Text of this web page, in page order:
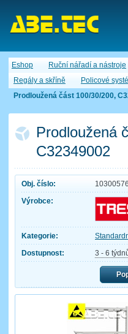
Eshop Ruční nářadí a nástroje
Regály a skříně
Policové
Prodloužená část 100/30/200,
Prodloužená
C32349002
Obj. číslo:
Výrobce:
Kategorie:
Dostupnost:
3 - 6
Nákupní
Cena
Uživatel:
Heslo: